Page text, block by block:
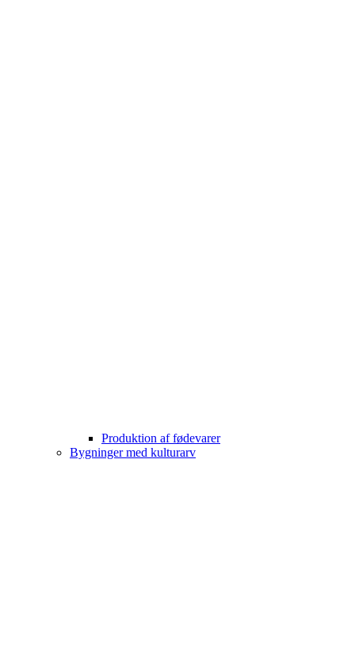
Produktion af fødevarer
Bygninger med kulturarv